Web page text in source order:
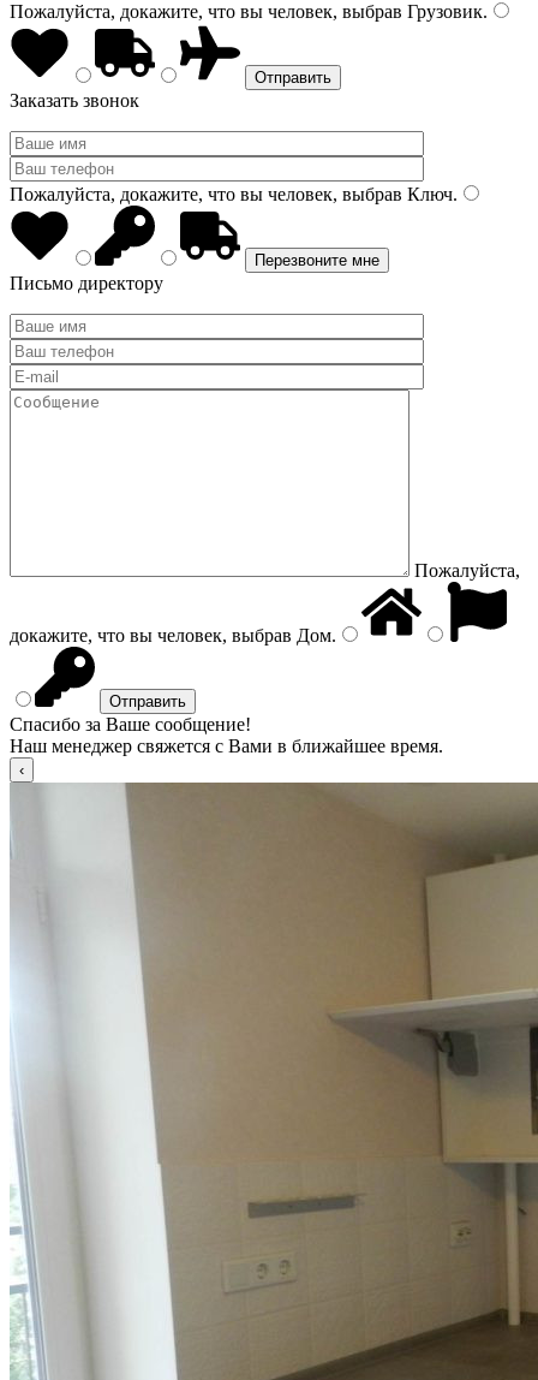
Пожалуйста, докажите, что вы человек, выбрав Грузовик.
Заказать звонок
Пожалуйста, докажите, что вы человек, выбрав Ключ.
Письмо директору
Пожалуйста,
докажите, что вы человек, выбрав Дом.
Спасибо за Ваше сообщение!
Наш менеджер свяжется с Вами в ближайшее время.